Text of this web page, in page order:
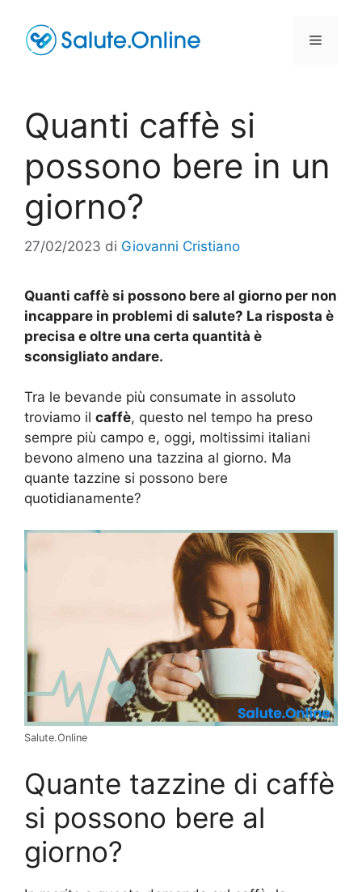
contenuto
Menu
Quanti caffè si
possono bere in un
giorno?
27/02/2023 di Giovanni Cristiano
Quanti caffè si possono bere al giorno per non
incappare in problemi di salute? La risposta è
precisa e oltre una certa quantità è
sconsigliato andare.
Tra le bevande più consumate in assoluto
troviamo il caffè, questo nel tempo ha preso
sempre più campo e, oggi, moltissimi italiani
bevono almeno una tazzina al giorno. Ma
quante tazzine si possono bere
quotidianamente?
Salute.Online
Quante tazzine di caffè
si possono bere al
giorno?